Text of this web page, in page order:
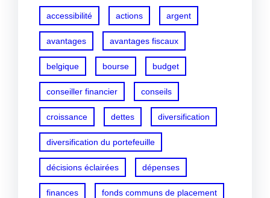
accessibilité actions argent
avantages avantages fiscaux
belgique bourse budget
conseiller financier conseils
croissance dettes diversification
diversification du portefeuille
décisions éclairées dépenses
finances fonds communs de placement